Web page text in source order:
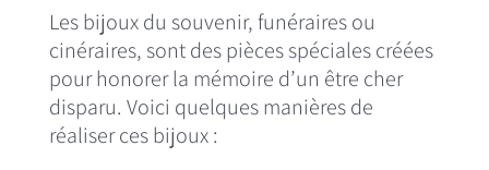
Les bijoux du souvenir, funéraires ou
cinéraires, sont des pièces spéciales créées
pour honorer la mémoire d’un être cher
disparu. Voici quelques manières de
réaliser ces bijoux :